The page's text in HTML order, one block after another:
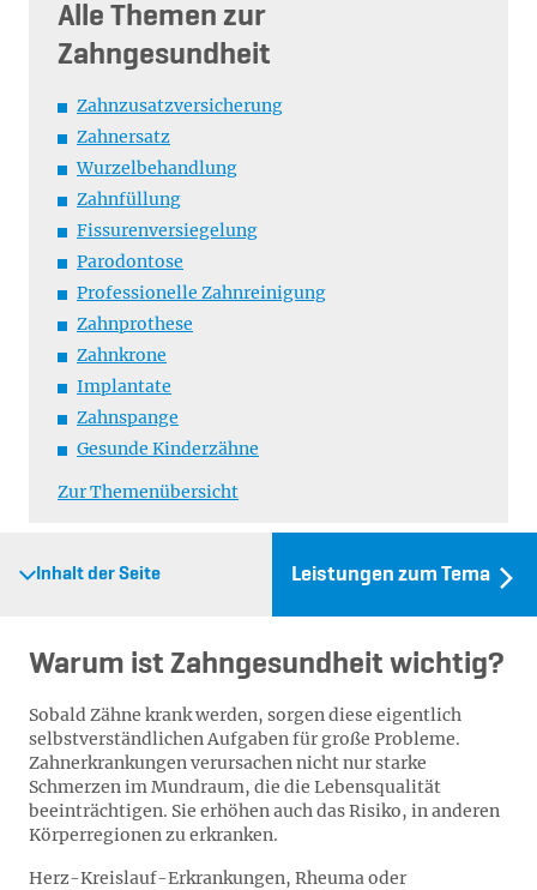
Alle Themen zur
Zahngesundheit
Zahnzusatzversicherung
Zahnersatz
Wurzelbehandlung
Zahnfüllung
Fissurenversiegelung
Parodontose
Professionelle Zahnreinigung
Zahnprothese
Zahnkrone
Implantate
Zahnspange
Gesunde Kinderzähne
Zur Themenübersicht
Inhalt der Seite Leistungen zum Tema
Warum ist Zahngesundheit wichtig?
Sobald Zähne krank werden, sorgen diese eigentlich
selbstverständlichen Aufgaben für große Probleme.
Zahnerkrankungen verursachen nicht nur starke
Schmerzen im Mundraum, die die Lebensqualität
beeinträchtigen. Sie erhöhen auch das Risiko, in anderen
Körperregionen zu erkranken.
Herz-Kreislauf-Erkrankungen, Rheuma oder